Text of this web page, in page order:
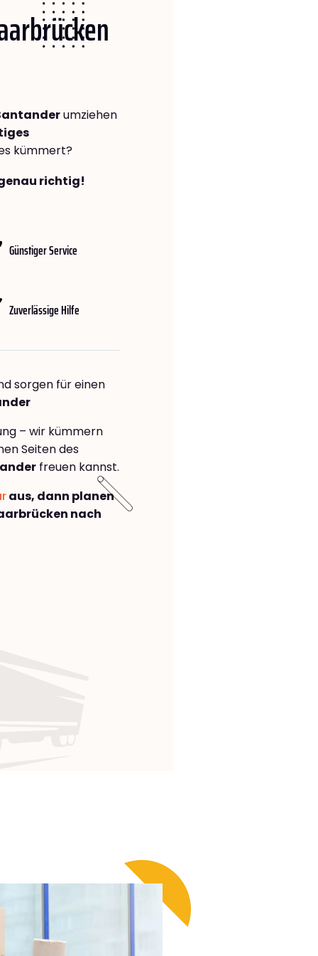
umziehen
kümmert?
richtig!
Günstiger Service
Zuverlässige Hilfe
sorgen für einen
– wir kümmern
Seiten des
freuen kannst.
aus, dann planen
nach